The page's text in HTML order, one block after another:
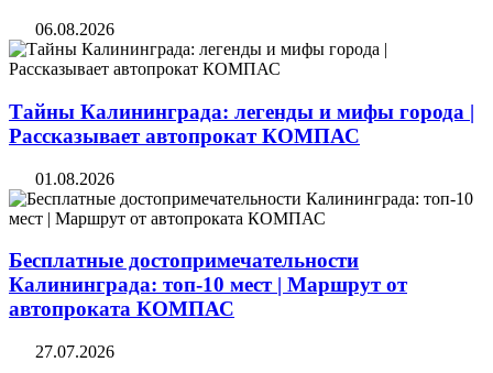
06.08.2026
Тайны Калининграда: легенды и мифы города |
Рассказывает автопрокат КОМПАС
01.08.2026
Бесплатные достопримечательности
Калининграда: топ-10 мест | Маршрут от
автопроката КОМПАС
27.07.2026